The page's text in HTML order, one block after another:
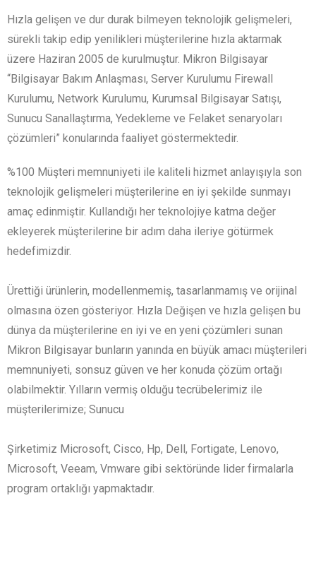
Hızla gelişen ve dur durak bilmeyen teknolojik gelişmeleri,
sürekli takip edip yenilikleri müşterilerine hızla aktarmak
üzere Haziran 2005 de kurulmuştur. Mikron Bilgisayar
“Bilgisayar Bakım Anlaşması, Server Kurulumu Firewall
Kurulumu, Network Kurulumu, Kurumsal Bilgisayar Satışı,
Sunucu Sanallaştırma, Yedekleme ve Felaket senaryoları
çözümleri” konularında faaliyet göstermektedir.
%100 Müşteri memnuniyeti ile kaliteli hizmet anlayışıyla son
teknolojik gelişmeleri müşterilerine en iyi şekilde sunmayı
amaç edinmiştir. Kullandığı her teknolojiye katma değer
ekleyerek müşterilerine bir adım daha ileriye götürmek
hedefimizdir.
Ürettiği ürünlerin, modellenmemiş, tasarlanmamış ve orijinal
olmasına özen gösteriyor. Hızla Değişen ve hızla gelişen bu
dünya da müşterilerine en iyi ve en yeni çözümleri sunan
Mikron Bilgisayar bunların yanında en büyük amacı müşterileri
memnuniyeti, sonsuz güven ve her konuda çözüm ortağı
olabilmektir. Yılların vermiş olduğu tecrübelerimiz ile
müşterilerimize; Sunucu
Şirketimiz Microsoft, Cisco, Hp, Dell, Fortigate, Lenovo,
Microsoft, Veeam, Vmware gibi sektöründe lider firmalarla
program ortaklığı yapmaktadır.